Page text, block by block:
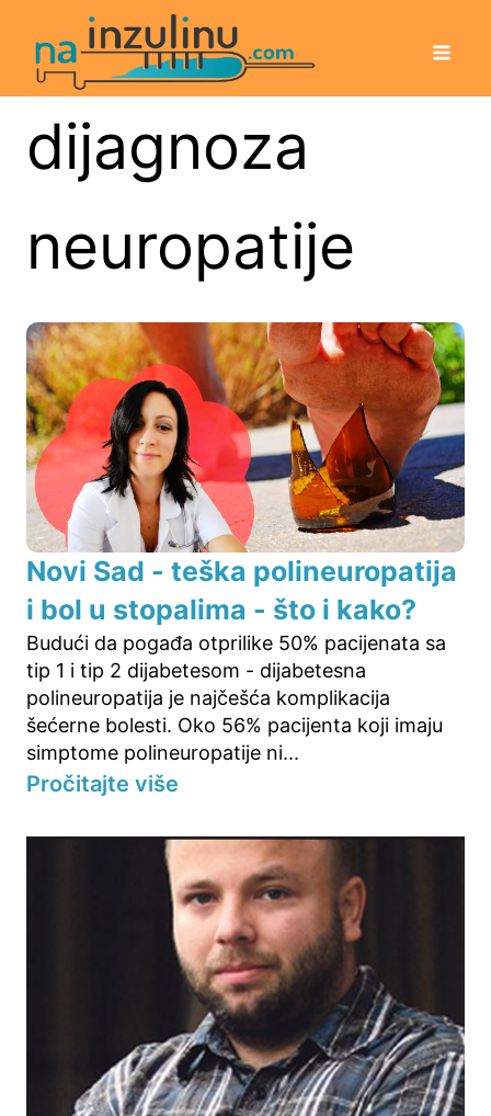
dijagnoza
neuropatije
Novi Sad - teška polineuropatija
i bol u stopalima - što i kako?
Budući da pogađa otprilike 50% pacijenata sa
tip 1 i tip 2 dijabetesom - dijabetesna
polineuropatija je najčešća komplikacija
šećerne bolesti. Oko 56% pacijenta koji imaju
simptome polineuropatije ni...
Pročitajte više